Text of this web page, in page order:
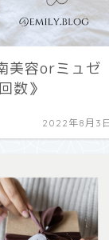
美容orミュゼ
数》
2022年8月3